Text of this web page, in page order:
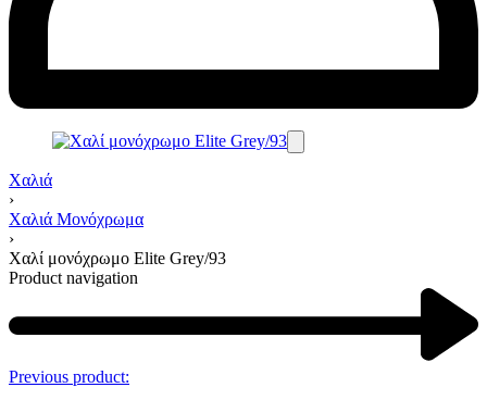
Χαλιά
›
Χαλιά Μονόχρωμα
›
Χαλί μονόχρωμο Elite Grey/93
Product navigation
Previous product: